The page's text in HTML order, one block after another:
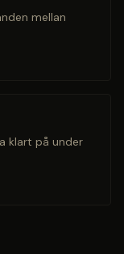
mellan
klart på under